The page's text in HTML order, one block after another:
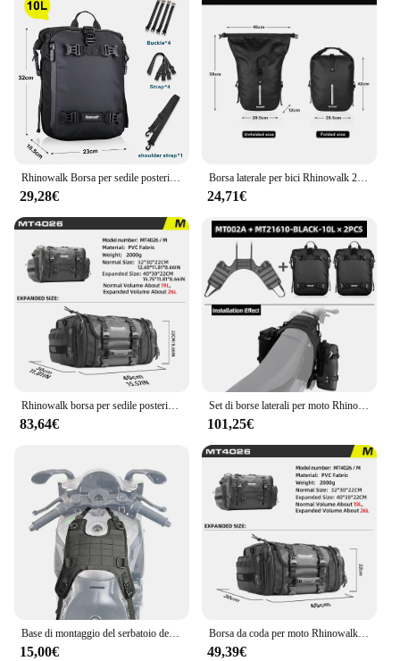
Rhinowalk Borsa per sedile posteriore per moto 10/20/30L Zaino da ciclismo multifunzionale impermeabile Borsa per bagagli modificata da sella universale
29,28€
Borsa laterale per bici Rhinowalk 20L portapacchi posteriore impermeabile di grande capacità borsa a tracolla per bicicletta da viaggio nera accessori per zaino
24,71€
Rhinowalk borsa per sedile posteriore per moto bagaglio da viaggio impermeabile 19L-80L borsa per coda/bagagliaio/cremagliera espandibile per la maggior parte delle moto
83,64€
Set di borse laterali per moto Rhinowalk borsa sinistra e destra con Base 12L/16L/20L/30L borsa per sedile posteriore rimovibile borsa per attrezzi con Base universale
101,25€
Base di montaggio del serbatoio del carburante per moto Rhinowalk Bag, kit di sospensione del sedile posteriore, sistema plug-in, attrezzatura per la guida fai-da-te, accessori
15,00€
Borsa da coda per moto Rhinowalk 26L/45L/60L/80L Borsa da moto espandibile impermeabile Borse da viaggio per moto di grande capacità
49,39€